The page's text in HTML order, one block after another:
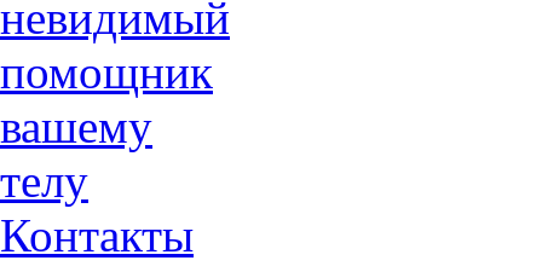
невидимый
помощник
вашему
телу
Контакты